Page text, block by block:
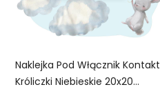
Naklejka Pod Włącznik Kontakt
Króliczki Niebieskie 20x20